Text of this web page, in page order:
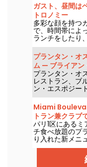
ガスト、昼間は
トロノミー
多彩な顔を持つ
で、時間帯によ
ランチをしたり
したりできる。
プランタン・オ
ム — ブライアン
トルが案内
プランタン・オ
レストラン、ブ
ン・エスポジー
メなティータイ
りながら毎日利
ランです。
Miami
トラン兼クラブ
を提供します。
パリ1区にある
チ食べ放題のプ
り入れた新メニ
選択肢を大幅に
題・全込みのプ
土曜と日曜に提